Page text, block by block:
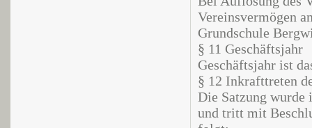
Vereinsvermögen
Grundschule
§ 11 Geschäftsjahr
Geschäftsjahr ist
§ 12 Inkrafttreten
Die Satzung wurde
und tritt mit